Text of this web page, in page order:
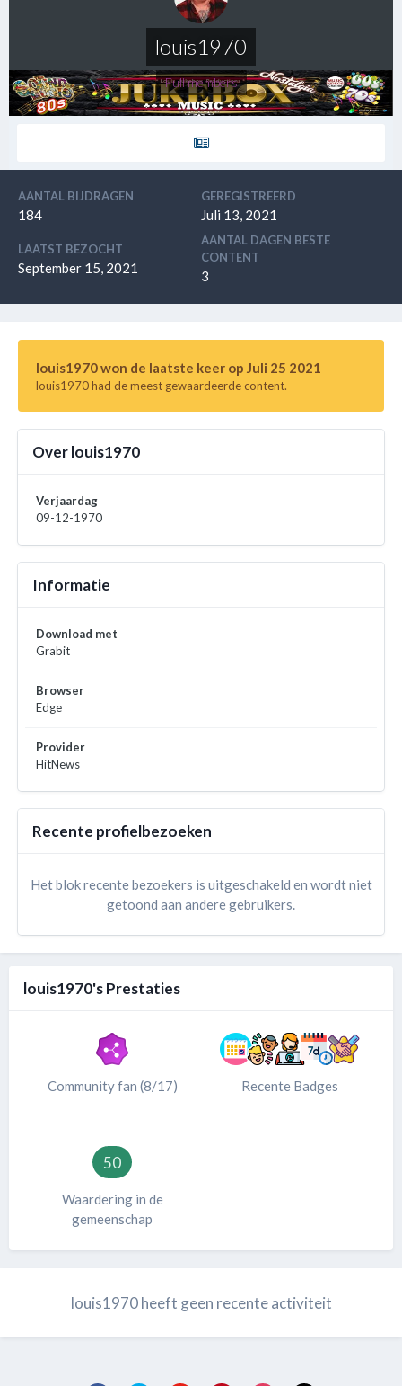
louis1970
Full members
AANTAL BIJDRAGEN
184
GEREGISTREERD
Juli 13, 2021
LAATST BEZOCHT
September 15, 2021
AANTAL DAGEN BESTE
CONTENT
3
louis1970 won de laatste keer op Juli 25 2021
louis1970 had de meest gewaardeerde content.
Over louis1970
Verjaardag
09-12-1970
Informatie
Download met
Grabit
Browser
Edge
Provider
HitNews
Recente profielbezoeken
Het blok recente bezoekers is uitgeschakeld en wordt niet
getoond aan andere gebruikers.
louis1970's Prestaties
Community fan (8/17) Recente Badges
50
Waardering in de
gemeenschap
louis1970 heeft geen recente activiteit